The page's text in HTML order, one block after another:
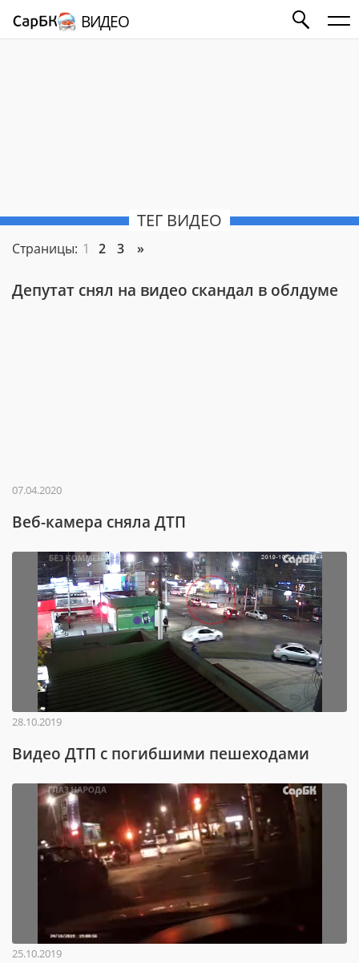
ВИДЕО
ТЕГ ВИДЕО
Страницы: 1 2 3 »
Депутат снял на видео скандал в облдуме
07.04.2020
Веб-камера сняла ДТП
28.10.2019
Видео ДТП с погибшими пешеходами
25.10.2019